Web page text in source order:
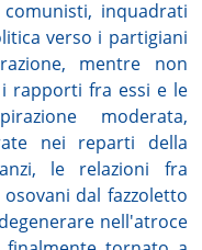
inquadrati
verso i partigiani
mentre non
rapporti fra essi e le
moderata,
nei reparti della
le relazioni fra
dal fazzoletto
nell'atroce